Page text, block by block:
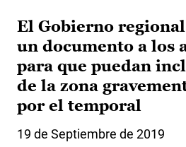
El Gobierno
un documento a los
para que puedan
de la zona
por el temporal
19 de Septiembre de 2019